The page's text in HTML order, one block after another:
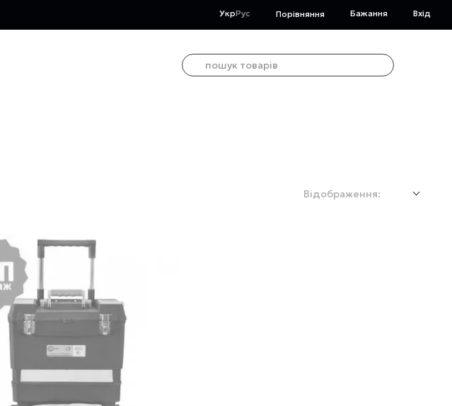
УкрРус Порівняння Бажання Вхід
Відображення: